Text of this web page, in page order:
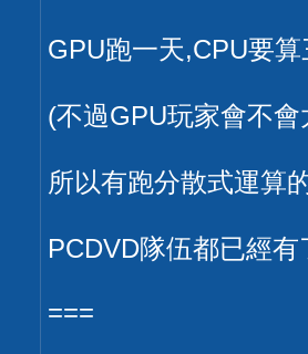
GPU跑一天,CPU要
(不過GPU玩家會不
所以有跑分散式運算
PCDVD隊伍都已經
===